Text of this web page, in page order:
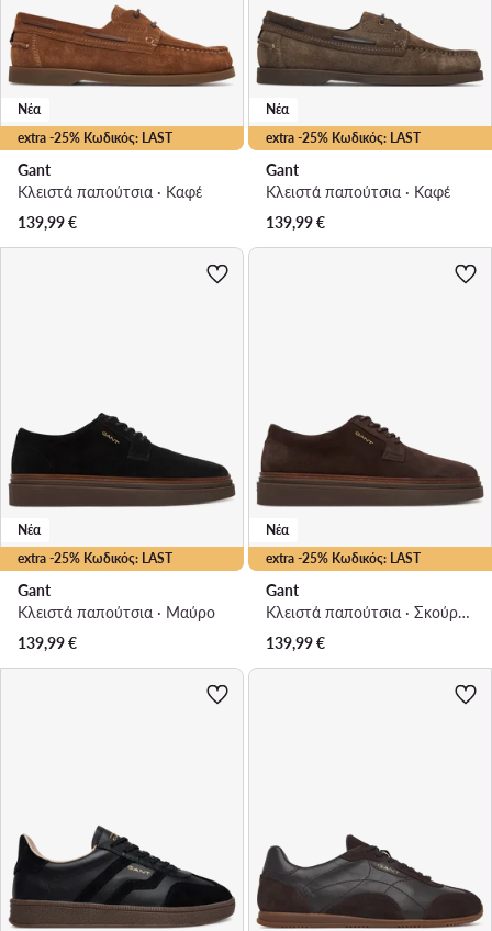
extra -25% Κωδικός: LAST
Νέα
Gant
Κλειστά παπούτσια · Καφέ
139,99€
extra -25% Κωδικός: LAST
Νέα
Gant
Κλειστά παπούτσια · Καφέ
139,99€
extra -25% Κωδικός: LAST
Νέα
Gant
Κλειστά παπούτσια · Μαύρο
139,99€
extra -25% Κωδικός: LAST
Νέα
Gant
Κλειστά παπούτσια · Σκούρο καφέ
139,99€